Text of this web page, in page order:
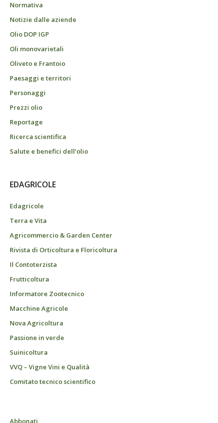
Normativa
Notizie dalle aziende
Olio DOP IGP
Oli monovarietali
Oliveto e Frantoio
Paesaggi e territori
Personaggi
Prezzi olio
Reportage
Ricerca scientifica
Salute e benefici dell’olio
EDAGRICOLE
Edagricole
Terra e Vita
Agricommercio & Garden Center
Rivista di Orticoltura e Floricoltura
Il Contoterzista
Frutticoltura
Informatore Zootecnico
Macchine Agricole
Nova Agricoltura
Passione in verde
Suinicoltura
VVQ – Vigne Vini e Qualità
Comitato tecnico scientifico
Abbonati